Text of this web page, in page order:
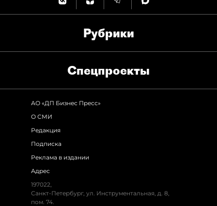
Рубрики
Спец­проекты
АО «ДП Бизнес Пресс»
О СМИ
Редакция
Подписка
Реклама в издании
Адрес
197022,
Санкт-Петербург, ул. Инструментальная, д. 8,
пом. 74.